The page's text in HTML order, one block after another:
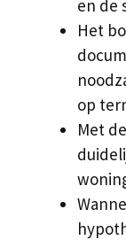
en de
Het
op
Met